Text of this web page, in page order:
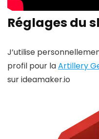
Réglages du
J’utilise
profil pour laArtillery
sur ideamaker.io